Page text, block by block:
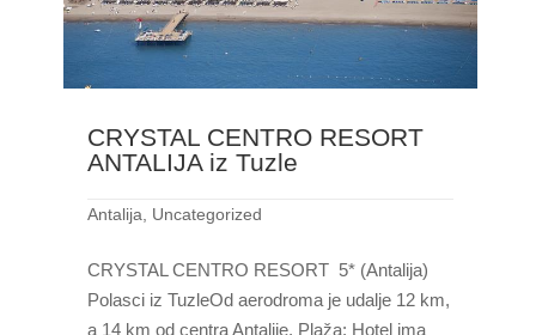
CRYSTAL CENTRO RESORT
ANTALIJA iz Tuzle
Antalija, Uncategorized
CRYSTAL CENTRO RESORT 5* (Antalija)
Polasci iz TuzleOd aerodroma je udalje 12 km,
a 14 km od centra Antalije. Plaža: Hotel ima